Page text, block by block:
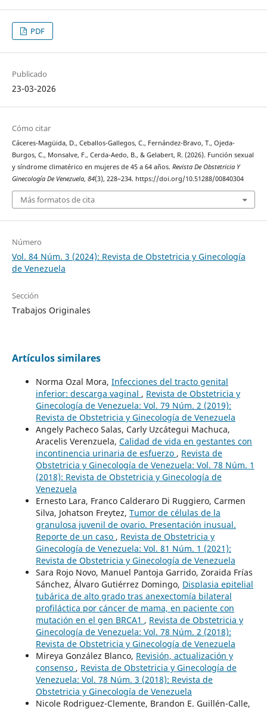
PDF
Publicado
23-03-2026
Cómo citar
Cáceres-Magüida, D., Ceballos-Gallegos, C., Fernández-Bravo, T., Ojeda-
Burgos, C., Monsalve, F., Cerda-Aedo, B., & Gelabert, R. (2026). Función sexual
y síndrome climatérico en mujeres de 45 a 64 años. Revista De Obstetricia Y
Ginecología De Venezuela, 84(3), 228–234. https://doi.org/10.51288/00840304
Más formatos de cita
Número
Vol. 84 Núm. 3 (2024): Revista de Obstetricia y Ginecología
de Venezuela
Sección
Trabajos Originales
Artículos similares
Norma Ozal Mora, Infecciones del tracto genital
inferior: descarga vaginal , Revista de Obstetricia y
Ginecología de Venezuela: Vol. 79 Núm. 2 (2019):
Revista de Obstetricia y Ginecología de Venezuela
Angely Pacheco Salas, Carly Uzcátegui Machuca,
Aracelis Verenzuela, Calidad de vida en gestantes con
incontinencia urinaria de esfuerzo , Revista de
Obstetricia y Ginecología de Venezuela: Vol. 78 Núm. 1
(2018): Revista de Obstetricia y Ginecología de
Venezuela
Ernesto Lara, Franco Calderaro Di Ruggiero, Carmen
Silva, Johatson Freytez, Tumor de células de la
granulosa juvenil de ovario. Presentación inusual.
Reporte de un caso , Revista de Obstetricia y
Ginecología de Venezuela: Vol. 81 Núm. 1 (2021):
Revista de Obstetricia y Ginecología de Venezuela
Sara Rojo Novo, Manuel Pantoja Garrido, Zoraida Frías
Sánchez, Álvaro Gutiérrez Domingo, Displasia epitelial
tubárica de alto grado tras anexectomía bilateral
profiláctica por cáncer de mama, en paciente con
mutación en el gen BRCA1 , Revista de Obstetricia y
Ginecología de Venezuela: Vol. 78 Núm. 2 (2018):
Revista de Obstetricia y Ginecología de Venezuela
Mireya González Blanco, Revisión, actualización y
consenso , Revista de Obstetricia y Ginecología de
Venezuela: Vol. 78 Núm. 3 (2018): Revista de
Obstetricia y Ginecología de Venezuela
Nicole Rodriguez-Clemente, Brandon E. Guillén-Calle,